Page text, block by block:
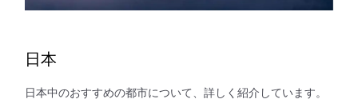
日本
日本中のおすすめの都市について、詳しく紹介しています。